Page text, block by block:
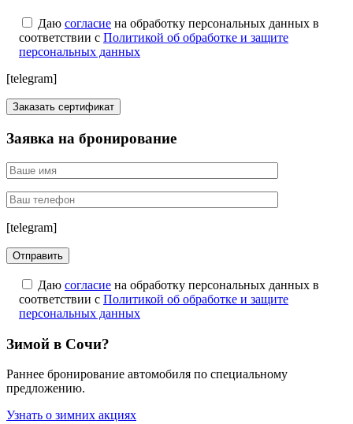
Даю согласие на обработку персональных данных в
соответствии с Политикой об обработке и защите
персональных данных
[telegram]
Заявка на бронирование
[telegram]
Даю согласие на обработку персональных данных в
соответствии с Политикой об обработке и защите
персональных данных
Зимой в Сочи?
Раннее бронирование автомобиля по специальному
предложению.
Узнать о зимних акциях